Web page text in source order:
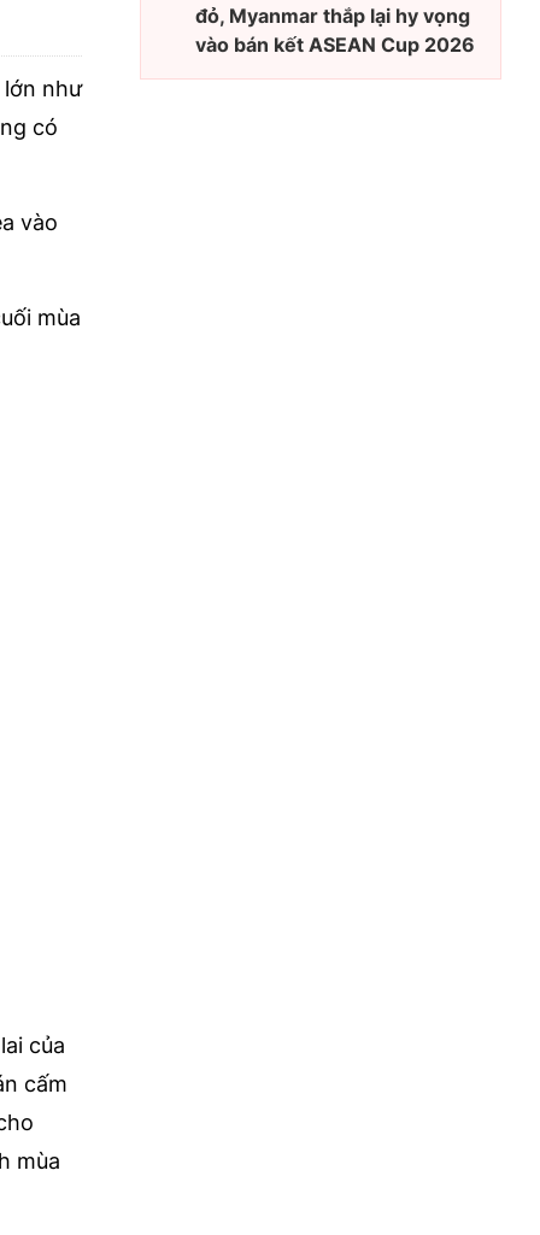
lớn như
có
vào
mùa
của
cấm
mùa
đỏ, Myanmar thắp lại hy vọng
vào bán kết ASEAN Cup 2026